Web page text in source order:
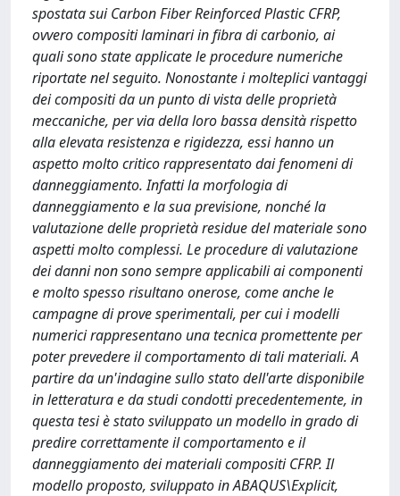
spostata sui Carbon Fiber Reinforced Plastic CFRP,
ovvero compositi laminari in fibra di carbonio, ai
quali sono state applicate le procedure numeriche
riportate nel seguito. Nonostante i molteplici vantaggi
dei compositi da un punto di vista delle proprietà
meccaniche, per via della loro bassa densità rispetto
alla elevata resistenza e rigidezza, essi hanno un
aspetto molto critico rappresentato dai fenomeni di
danneggiamento. Infatti la morfologia di
danneggiamento e la sua previsione, nonché la
valutazione delle proprietà residue del materiale sono
aspetti molto complessi. Le procedure di valutazione
dei danni non sono sempre applicabili ai componenti
e molto spesso risultano onerose, come anche le
campagne di prove sperimentali, per cui i modelli
numerici rappresentano una tecnica promettente per
poter prevedere il comportamento di tali materiali. A
partire da un'indagine sullo stato dell'arte disponibile
in letteratura e da studi condotti precedentemente, in
questa tesi è stato sviluppato un modello in grado di
predire correttamente il comportamento e il
danneggiamento dei materiali compositi CFRP. Il
modello proposto, sviluppato in ABAQUS\Explicit,